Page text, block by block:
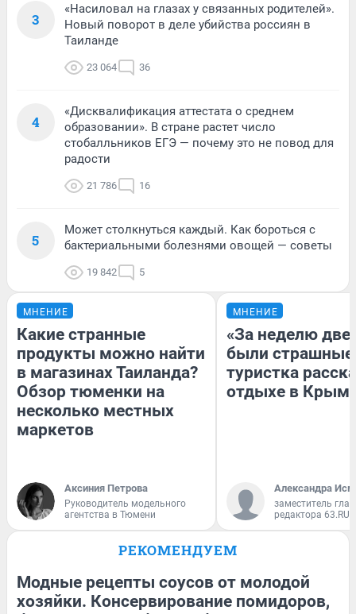
3
«Насиловал на глазах у связанных родителей».
Новый поворот в деле убийства россиян в
Таиланде
23 064 36
4
«Дисквалификация аттестата о среднем
образовании». В стране растет число
стобалльников ЕГЭ — почему это не повод для
радости
21 786 16
5
Может столкнуться каждый. Как бороться с
бактериальными болезнями овощей — советы
19 842 5
МНЕНИЕ
Какие странные
продукты можно найти
в магазинах Таиланда?
Обзор тюменки на
несколько местных
маркетов
Аксиния Петрова
Руководитель модельного
агентства в Тюмени
МНЕНИЕ
«За неделю две
были
туристка
отдыхе в
Александра
заместитель
редактора 63.RU
РЕКОМЕНДУЕМ
Модные рецепты соусов от молодой
хозяйки. Консервирование помидоров,